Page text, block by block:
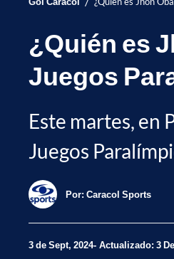
¿Quién es
Juegos
Este martes, en
Juegos
Por: Caracol Sports
3 de Sept, 2024 Actualizado: 3